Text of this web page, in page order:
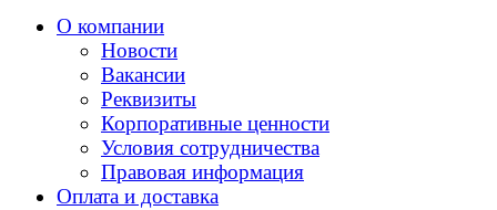
О компании
Новости
Вакансии
Реквизиты
Корпоративные ценности
Условия сотрудничества
Правовая информация
Оплата и доставка